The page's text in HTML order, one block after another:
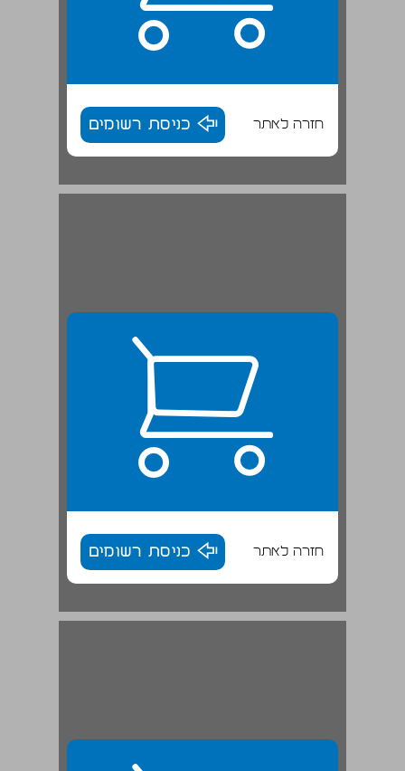
חזרה לאתר כניסת רשומים
המאבק בין ירושלים לקיסריה על הנהגת הפנסיה ... 29
חזרה לאתר כניסת רשומים